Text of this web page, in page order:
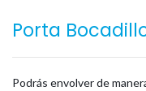
Porta
Podrás envolver de